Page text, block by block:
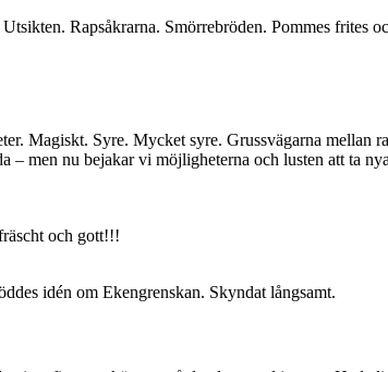
Utsikten. Rapsåkrarna. Smörrebröden. Pommes
Magiskt. Syre. Mycket syre. Grussvägarna
men nu bejakar vi möjligheterna och lusten att ta
och gott!!!
idén om Ekengrenskan. Skyndat långsamt.